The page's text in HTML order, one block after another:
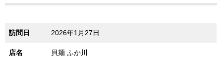
訪問日 2026年1月27日
店名 貝麺 ふか川